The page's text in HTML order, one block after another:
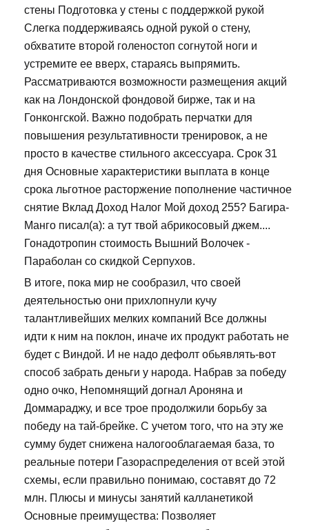
стены Подготовка у стены с поддержкой рукой
Слегка поддерживаясь одной рукой о стену,
обхватите второй голеностоп согнутой ноги и
устремите ее вверх, стараясь выпрямить.
Рассматриваются возможности размещения акций
как на Лондонской фондовой бирже, так и на
Гонконгской. Важно подобрать перчатки для
повышения результативности тренировок, а не
просто в качестве стильного аксессуара. Срок 31
дня Основные характеристики выплата в конце
срока льготное расторжение пополнение частичное
снятие Вклад Доход Налог Мой доход 255? Багира-
Манго писал(а): а тут твой абрикосовый джем....
Гонадотропин стоимость Вышний Волочек -
Параболан со скидкой Серпухов.
В итоге, пока мир не сообразил, что своей
деятельностью они прихлопнули кучу
талантливейших мелких компаний Все должны
идти к ним на поклон, иначе их продукт работать не
будет с Виндой. И не надо дефолт обьявлять-вот
способ забрать деньги у народа. Набрав за победу
одно очко, Непомнящий догнал Ароняна и
Доммараджу, и все трое продолжили борьбу за
победу на тай-брейке. С учетом того, что на эту же
сумму будет снижена налогооблагаемая база, то
реальные потери Газораспределения от всей этой
схемы, если правильно понимаю, составят до 72
млн. Плюсы и минусы занятий калланетикой
Основные преимущества: Позволяет